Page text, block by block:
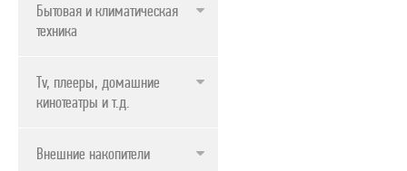
Бытовая и климатическая
техника
Tv, плееры, домашние
кинотеатры и т.д.
Внешние накопители